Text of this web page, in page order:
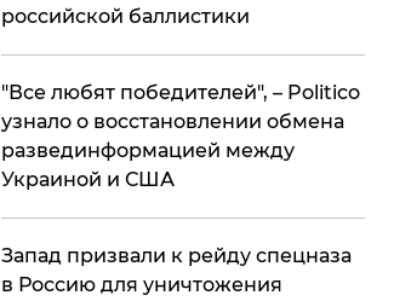
российской баллистики
​"Все любят победителей", – Politico
узнало о восстановлении обмена
развединформацией между
Украиной и США
Запад призвали к рейду спецназа
в Россию для уничтожения